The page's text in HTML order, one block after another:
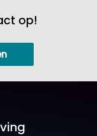
op!